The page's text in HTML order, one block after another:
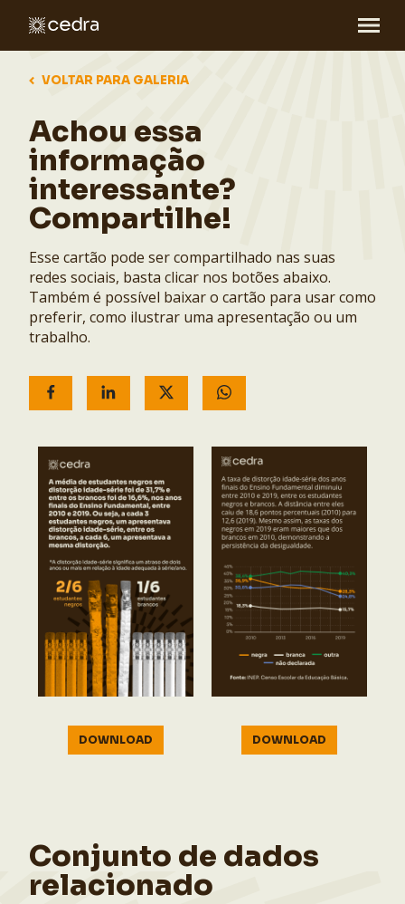
DOWNLOAD DOWNLOAD
VOLTAR PARA GALERIA
Achou essa
informação
interessante?
Compartilhe!
Esse cartão pode ser compartilhado nas suas
redes sociais, basta clicar nos botões abaixo.
Também é possível baixar o cartão para usar como
preferir, como ilustrar uma apresentação ou um
trabalho.
Conjunto de dados
relacionado